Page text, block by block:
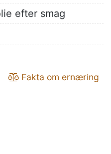
efter smag
Fakta om ernæring